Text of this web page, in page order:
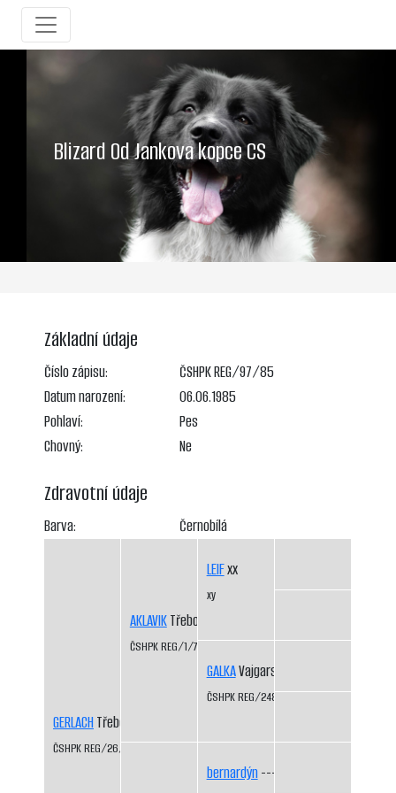
Blizard Od Jankova kopce CS
Základní údaje
Číslo zápisu:
ČSHPK REG/97/85
Datum narození:
06.06.1985
Pohlaví:
Pes
Chovný:
Ne
Zdravotní údaje
Barva: Černobílá
GERLACHTřeboň-Kopeček CS
ČSHPK REG/26/82
AKLAVIKTřeboň-Kopeček CS
ČSHPK REG/1/77
LEIFxx
xy
GALKAVajgarské vrchy CS
ČSHPK REG/2484/72
bernardýn----